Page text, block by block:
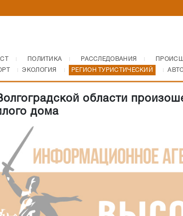
ПОЛИТИКА РАССЛЕДОВАНИЯ
ЭКОЛОГИЯ РЕГИОН ТУРИСТИЧЕСКИЙ
области
дома